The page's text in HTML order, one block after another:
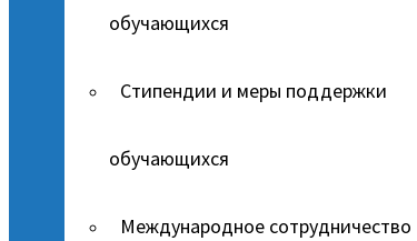
обучающихся
Стипендии и меры поддержки
обучающихся
Международное сотрудничество